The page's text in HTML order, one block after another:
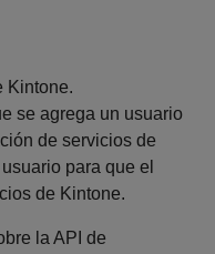
Kintone.
se agrega un usuario
de servicios de
para que el
de Kintone.
la API de